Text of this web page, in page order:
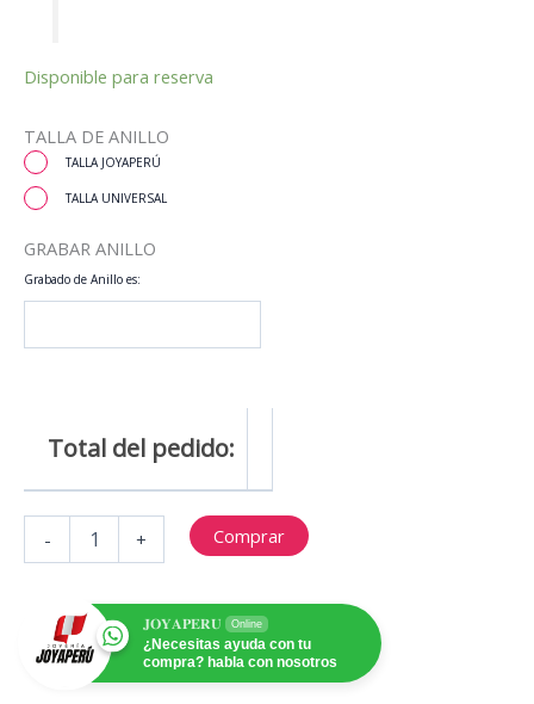
Disponible para reserva
TALLA DE ANILLO
TALLA JOYAPERÚ
TALLA UNIVERSAL
GRABAR ANILLO
Grabado de Anillo es:
Total del pedido:
-
cantidad
+ Comprar
𝐉𝐎𝐘𝐀𝐏𝐄𝐑𝐔 Online
¿Necesitas ayuda con tu
compra? habla con nosotros